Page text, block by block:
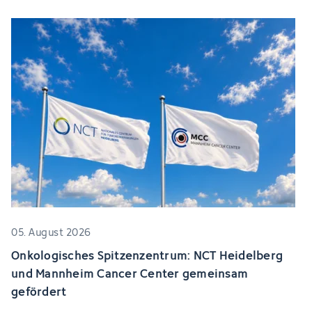
05. August 2026
Onkologisches Spitzenzentrum: NCT Heidelberg
und Mannheim Cancer Center gemeinsam
gefördert